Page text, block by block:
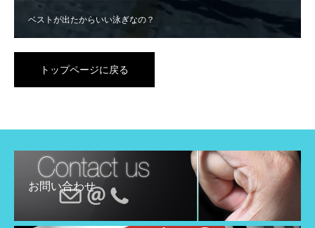
ベストが出たからいい泳ぎなの？
トップページに戻る
お問い合わせ